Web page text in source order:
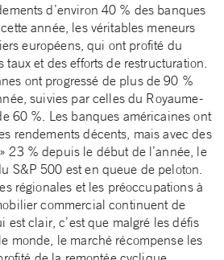
d’environ 40 % des banques
année, les véritables meneurs
européens, qui ont profité du
taux et des efforts de restructuration.
ont progressé de plus de 90 %
suivies par celles du Royaume-
60 %. Les banques américaines ont
rendements décents, mais avec des
23 % depuis le début de l’année, le
S&P 500 est en queue de peloton.
régionales et les préoccupations à
commercial continuent de
est clair, c’est que malgré les défis
monde, le marché récompense les